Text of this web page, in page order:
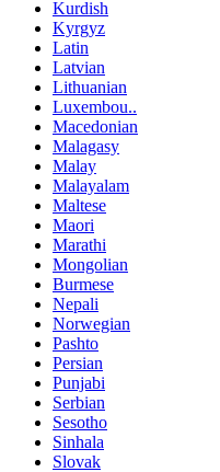
Kurdish
Kyrgyz
Latin
Latvian
Lithuanian
Luxembou..
Macedonian
Malagasy
Malay
Malayalam
Maltese
Maori
Marathi
Mongolian
Burmese
Nepali
Norwegian
Pashto
Persian
Punjabi
Serbian
Sesotho
Sinhala
Slovak